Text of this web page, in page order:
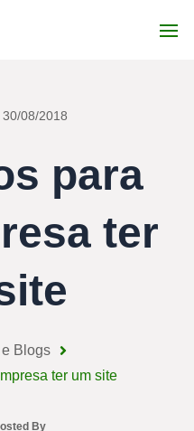
30/08/2018
para
ter
Blogs
ter um site
By